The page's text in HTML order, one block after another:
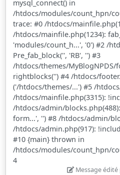
mysql_connect() in
/htdocs/modules/count_hpn/
trace: #0 /htdocs/
/htdocs/mainfile.php(1234):
'modules/count_h...', '0') #2 /
Pre_fab_block('', 'RB', '') #3
/htdocs/themes/MyBlogNPDS/
rightblocks('') #4 /htdocs/
('/htdocs/themes/...') #5 /
/htdocs/mainfile.php(3315):
/htdocs/admin/
form...', '') #8 /htdocs/admin/
/htdocs/admin.php(917):
#10 {main} thrown in
/htdocs/modules/count_hpn/
4
Message édité